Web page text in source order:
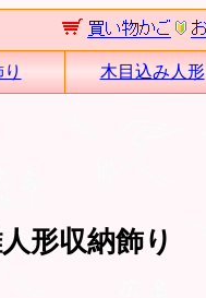
木目込み人形
形収納飾り